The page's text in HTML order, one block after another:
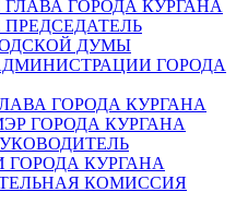
ГОРОДА КУРГАНА
ДУМЫ
ГОРОДА
ГОРОДА КУРГАНА
ГОРОДА КУРГАНА
КУРГАНА
КОМИССИЯ